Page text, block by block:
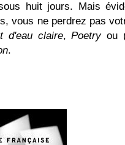
huit jours. Mais
vous ne perdrez pas
d'eau claire,Poetryou
.